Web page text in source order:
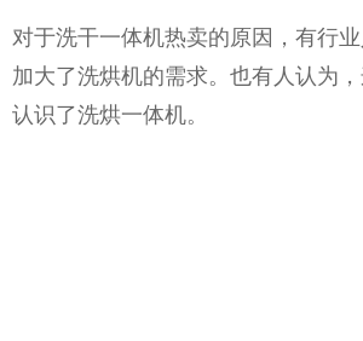
对于洗干一体机热卖的原因，有行
加大了洗烘机的需求。也有人认为
认识了洗烘一体机。